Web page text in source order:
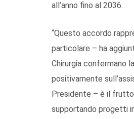
all’anno fino al 2036.
“Questo accordo
particolare – ha
Chirurgia confermano
positivamente
Presidente – è il
supportando progetti